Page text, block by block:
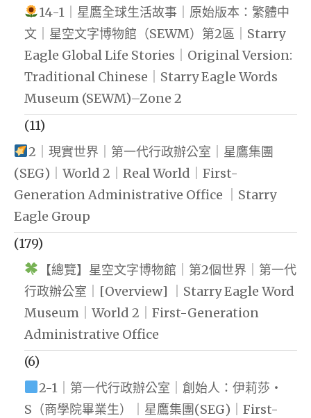
14-1｜星鷹全球生活故事｜原始版本：繁體中
文｜星空文字博物館（SEWM）第2區｜Starry
Eagle Global Life Stories｜Original Version:
Traditional Chinese｜Starry Eagle Words
Museum (SEWM)–Zone 2
(11)
2｜現實世界｜第一代行政辦公室｜星鷹集團
(SEG)｜World 2｜Real World｜First-
Generation Administrative Office ｜Starry
Eagle Group
(179)
【總覽】星空文字博物館｜第2個世界｜第一代
行政辦公室｜[Overview] ｜Starry Eagle Word
Museum｜World 2｜First-Generation
Administrative Office
(6)
2-1｜第一代行政辦公室｜創始人：伊莉莎・
S（商學院畢業生）｜星鷹集團(SEG)｜First-